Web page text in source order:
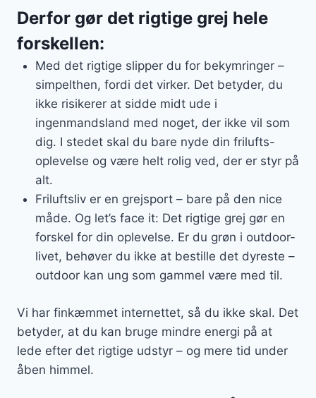
Derfor gør det rigtige grej hele
forskellen:
Med det rigtige slipper du for bekymringer –
simpelthen, fordi det virker. Det betyder, du
ikke risikerer at sidde midt ude i
ingenmandsland med noget, der ikke vil som
dig. I stedet skal du bare nyde din frilufts-
oplevelse og være helt rolig ved, der er styr på
alt.
Friluftsliv er en grejsport – bare på den nice
måde. Og let’s face it: Det rigtige grej gør en
forskel for din oplevelse. Er du grøn i outdoor-
livet, behøver du ikke at bestille det dyreste –
outdoor kan ung som gammel være med til.
Vi har finkæmmet internettet, så du ikke skal. Det
betyder, at du kan bruge mindre energi på at
lede efter det rigtige udstyr – og mere tid under
åben himmel.